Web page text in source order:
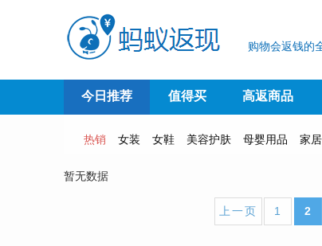
购物会返钱的
今日推荐 值得买 高返商品
热销 女装 女鞋 美容护肤 母婴用品 家居
暂无数据
上一页 1 2